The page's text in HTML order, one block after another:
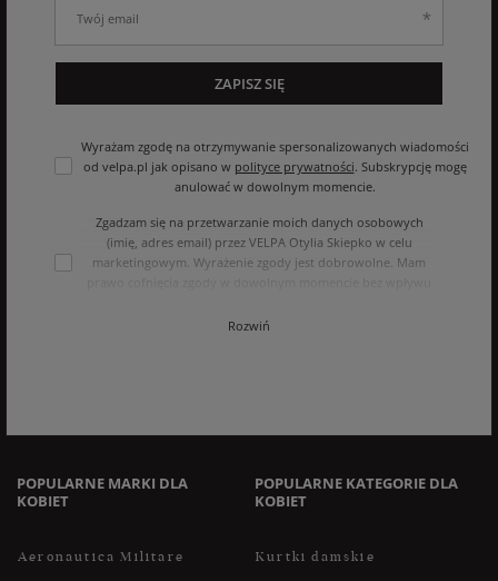
Wyrażam zgodę na otrzymywanie spersonalizowanych wiadomości
od velpa.pl jak opisano w polityce prywatności. Subskrypcję mogę
anulować w dowolnym momencie.
Zgadzam się na przetwarzanie moich danych osobowych
(imię, adres email) przez VELPA Otylia Skiepko w celu
marketingowym. Wyrażenie zgody jest dobrowolne. Mam
podstawie zgody przed jej cofnięciem. Mam prawo dostępu
Rozwiń
ZAPISZ SIĘ
POPULARNE MARKI DLA
KOBIET
Aeronautica Militare
POPULARNE KATEGORIE DLA
KOBIET
Kurtki damskie